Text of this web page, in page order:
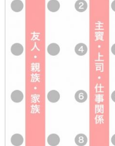
長テーブルの場合も基本